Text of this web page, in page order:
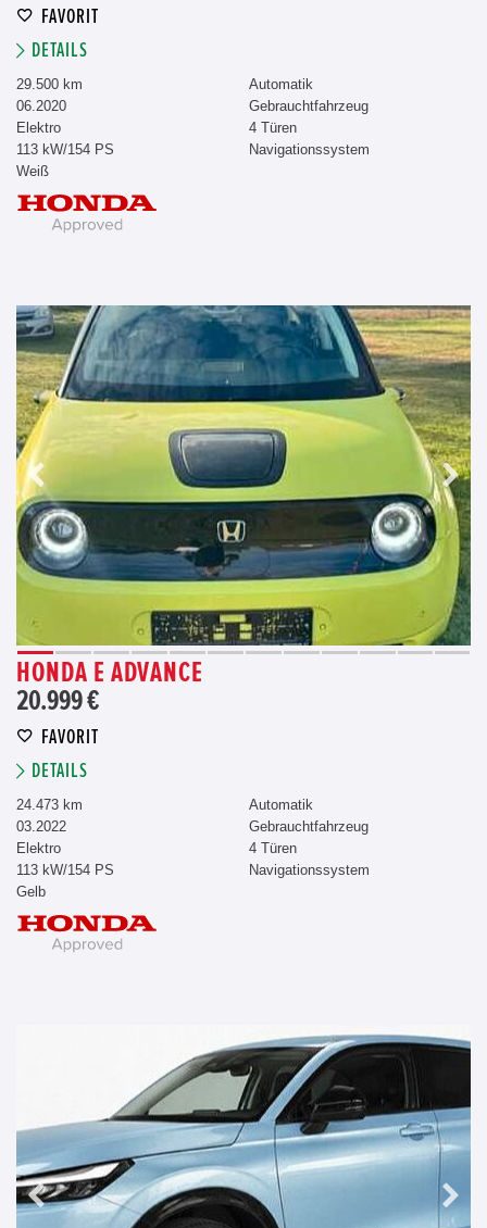
FAVORIT
DETAILS
29.500 km
06.2020
Elektro
113 kW/154 PS
Weiß
Automatik
Gebrauchtfahrzeug
4 Türen
Navigationssystem
HONDA E ADVANCE
20.999 €
FAVORIT
DETAILS
24.473 km
03.2022
Elektro
113 kW/154 PS
Gelb
Automatik
Gebrauchtfahrzeug
4 Türen
Navigationssystem